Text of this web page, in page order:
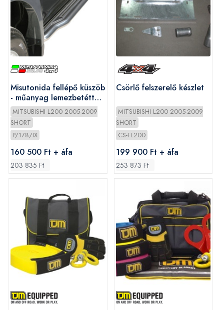
Misutonida fellépő küszöb
- műanyag lemezbetéttel
- L200 D/C 2006-2009
MITSUBISHI L200 2005-2009
SHORT
P/178/IX
160 500 Ft + áfa
203 835 Ft
Csörlő felszerelő készlet
MITSUBISHI L200 2005-2009
SHORT
CS-FL200
199 900 Ft + áfa
253 873 Ft